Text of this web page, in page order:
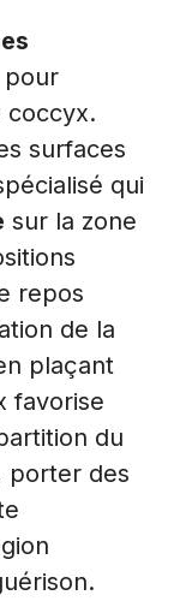
pour
coccyx.
surfaces
qui
sur la zone
repos
de la
plaçant
favorise
du
porter des